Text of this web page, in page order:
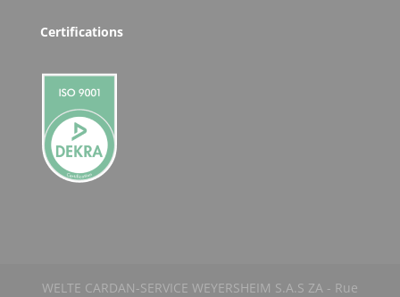
Certifications
WELTE CARDAN-SERVICE WEYERSHEIM S.A.S ZA - Rue